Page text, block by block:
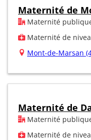
Maternité de
Maternité
Maternité de
Mont-de-Marsan
Maternité de
Maternité
Maternité de